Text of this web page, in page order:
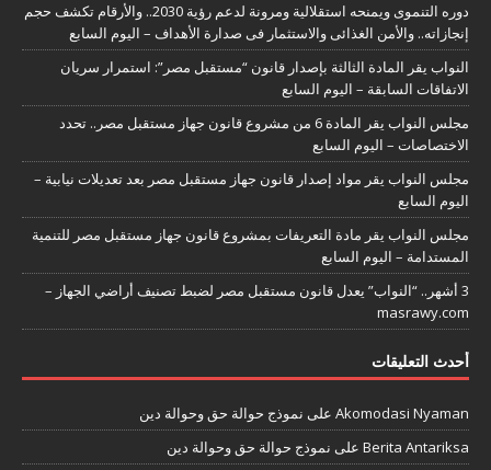
دوره التنموى ويمنحه استقلالية ومرونة لدعم رؤية 2030.. والأرقام تكشف حجم
إنجازاته.. والأمن الغذائى والاستثمار فى صدارة الأهداف – اليوم السابع
النواب يقر المادة الثالثة بإصدار قانون “مستقبل مصر”: استمرار سريان
الاتفاقات السابقة – اليوم السابع
مجلس النواب يقر المادة 6 من مشروع قانون جهاز مستقبل مصر.. تحدد
الاختصاصات – اليوم السابع
مجلس النواب يقر مواد إصدار قانون جهاز مستقبل مصر بعد تعديلات نيابية –
اليوم السابع
مجلس النواب يقر مادة التعريفات بمشروع قانون جهاز مستقبل مصر للتنمية
المستدامة – اليوم السابع
3 أشهر.. “النواب” يعدل قانون مستقبل مصر لضبط تصنيف أراضي الجهاز –
masrawy.com
أحدث التعليقات
Akomodasi Nyaman على نموذج حوالة حق وحوالة دين
Berita Antariksa على نموذج حوالة حق وحوالة دين